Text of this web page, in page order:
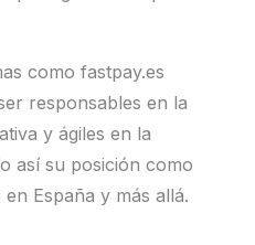
como fastpay.es
responsables en la
y ágiles en la
así su posición como
España y más allá.